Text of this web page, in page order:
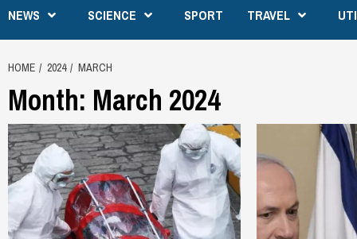
NEWS SCIENCE SPORT TRAVEL
HOME 2024 MARCH
Month: March 2024